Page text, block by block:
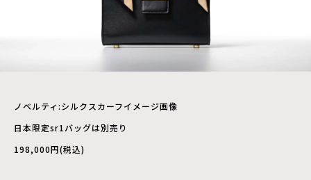
ノベルティ:シルクスカーフイメージ画像
日本限定sr1バッグは別売り
198,000円(税込)